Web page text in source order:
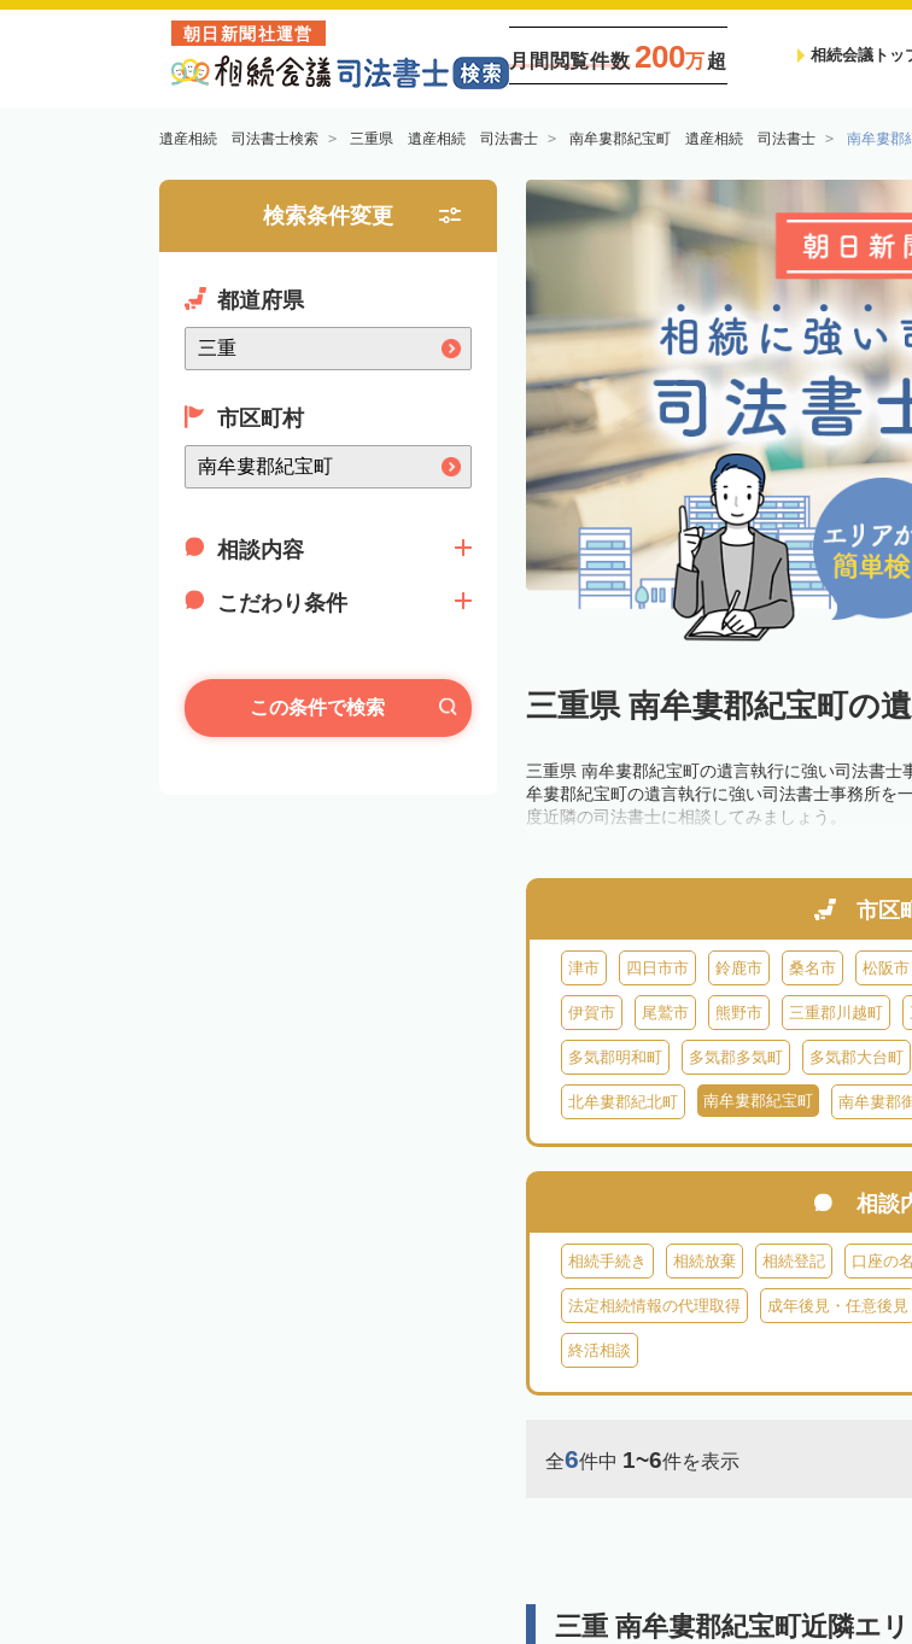
朝日新聞社運営
月間閲覧件数 200万超 相続会議トッ
遺産相続 司法書士検索 三重県 遺産相続 司法書士 南牟婁郡紀宝町 遺産相続 司法書士 南牟婁
検索条件変更
都道府県
市区町村
相談内容
こだわり条件
この条件で検索 三重県 南牟婁郡紀宝町の
三重県 南牟婁郡紀宝町の遺言執行に強い司法書
牟婁郡紀宝町の遺言執行に強い司法書士事務所を
度近隣の司法書士に相談してみましょう。
市区
津市 四日市市 鈴鹿市 桑名市 松阪市
伊賀市 尾鷲市 熊野市 三重郡川越町
多気郡明和町 多気郡多気町 多気郡大台町
北牟婁郡紀北町 南牟婁郡紀宝町 南牟婁郡
相談
相続手続き 相続放棄 相続登記 口座の
法定相続情報の代理取得 成年後見・任意後見
終活相談
全6件中 1~6件を表示
三重 南牟婁郡紀宝町近隣エ